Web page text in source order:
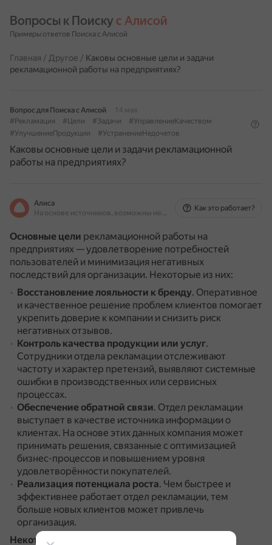
Вопросы к Поиску с Алисой
Примеры ответов Поиска с Алисой
Главная / Другое / Каковы основные цели и задачи
рекламационной работы на предприятиях?
Вопрос для Поиска с Алисой
14 мая
#Рекламация
#Цели #Задачи
#УправлениеКачеством
#УлучшениеПродукции
#УстранениеНедочетов
Каковы основные цели и задачи рекламационной
работы на предприятиях?
Алиса
На основе источников, возможны неточности
Как это работает?
Основные цели рекламационной работы на
предприятиях — удовлетворение потребностей
пользователей и минимизация негативных
последствий для организации. Некоторые из них:
Восстановление лояльности к бренду. Оперативное
и качественное решение проблем клиентов помогает
укрепить доверие к компании и снизить риск
негативных отзывов.
Контроль качества продукции или услуг.
Сотрудники отдела рекламации отслеживают
частоту и характер претензий, выявляют системные
ошибки в производственных или сервисных
процессах.
Обеспечение обратной связи. Отдел рекламации
выступает в качестве источника информации о
клиентах. На основе этих данных компания может
принимать решения, связанные с оптимизацией
бизнес-процессов и повышением уровня
удовлетворённости покупателей.
Реализация потенциала роста. Чем быстрее и
эффективнее работает отдел рекламации, тем
больше новых клиентов может привлечь
организация.
Некоторые задачи